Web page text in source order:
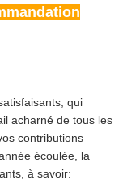
qui
acharné de tous les
contributions
écoulée, la
à savoir: